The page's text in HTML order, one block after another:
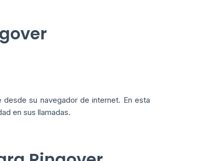
su navegador de internet. En esta
en sus llamadas.